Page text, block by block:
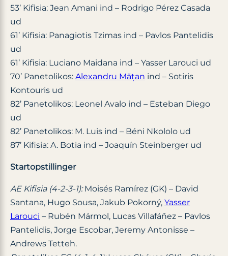
53’ Kifisia: Jean Amani ind – Rodrigo Pérez Casada
ud
61’ Kifisia: Panagiotis Tzimas ind – Pavlos Pantelidis
ud
61’ Kifisia: Luciano Maidana ind – Yasser Larouci ud
70’ Panetolikos: Alexandru Mățan ind – Sotiris
Kontouris ud
82’ Panetolikos: Leonel Avalo ind – Esteban Diego
ud
82’ Panetolikos: M. Luis ind – Béni Nkololo ud
87’ Kifisia: A. Botia ind – Joaquín Steinberger ud
Startopstillinger
AE Kifisia (4-2-3-1):Moisés Ramírez (GK) – David
Santana, Hugo Sousa, Jakub Pokorný, Yasser
Larouci – Rubén Mármol, Lucas Villafáñez – Pavlos
Pantelidis, Jorge Escobar, Jeremy Antonisse –
Andrews Tetteh.